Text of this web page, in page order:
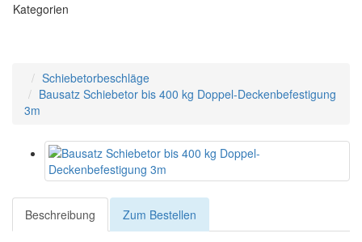
Kategorien
Schiebetorbeschläge
Bausatz Schiebetor bis 400 kg Doppel-Deckenbefestigung
3m
Beschreibung Zum Bestellen